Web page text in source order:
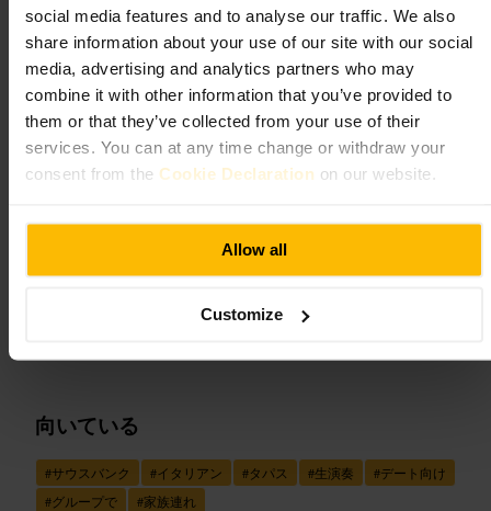
social media features and to analyse our traffic. We also
share information about your use of our site with our social
media, advertising and analytics partners who may
combine it with other information that you’ve provided to
them or that they’ve collected from your use of their
services. You can at any time change or withdraw your
consent from the Cookie Declaration on our website.
Allow all
Customize
ストリングス - イタリアン ＆ ス
パニッシュ レストラン - ギター ラ
イブ ミュージック
飲食•レストラン•スペイン料理店•タパスレストラン
4.5
4.5
Strings - Italian & Spanish Restaurant - Guitar Live Music
ギターの生演奏とタパス、サウスバンクで
向いている
#サウスバンク #イタリアン #タパス #生演奏 #デート向け
#グループで #家族連れ